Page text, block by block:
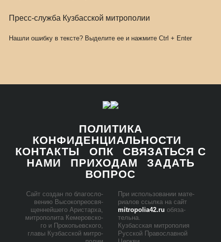
Пресс-служба Кузбасской митрополии
Нашли ошибку в тексте? Выделите ее и нажмите Ctrl + Enter
ПОЛИТИКА
КОНФИДЕНЦИАЛЬНОСТИ
КОНТАКТЫ
ОПК
СВЯЗАТЬСЯ С
НАМИ
ПРИХОДАМ
ЗАДАТЬ
ВОПРОС
Сайт со­здан по бла­го­сло­
ве­нию Вы­со­ко­прео­свя­
щен­ней­ше­го Ари­стар­ха,
мит­ро­по­ли­та Ке­ме­ров­ско­
го и Про­ко­пьев­ско­го,
гла­вы Куз­бас­ской мит­ро­
При ис­поль­зо­ва­нии ма­те­
ри­а­лов ссыл­ка на сайт
mitropolia42.ru обя­за­
тель­на.
Куз­бас­ская мит­ро­по­лия
Рус­ской Пра­во­слав­ной